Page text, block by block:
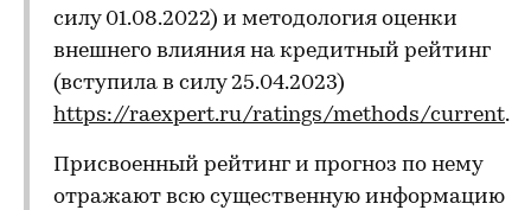
силу 01.08.2022) и методология оценки
внешнего влияния на кредитный рейтинг
(вступила в силу 25.04.2023)
https://raexpert.ru/ratings/methods/current.
Присвоенный рейтинг и прогноз по нему
отражают всю существенную информацию